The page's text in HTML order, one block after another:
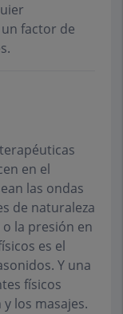
factor de
en el
las ondas
de naturaleza
la presión en
es el
Y una
físicos
los masajes.